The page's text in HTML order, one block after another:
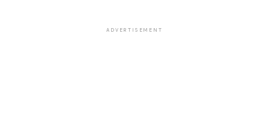
ADVERTISEMENT